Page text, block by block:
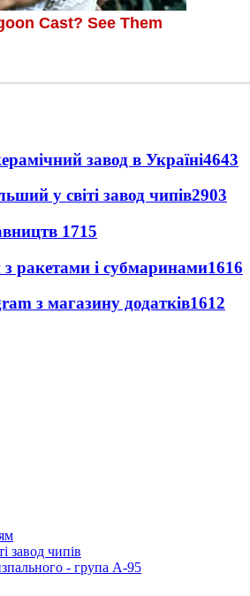
завод в Україні4643
у світі завод чипів2903
1715
ракетами і субмаринами1616
з магазину додатків1612
завод чипів
- група А-95